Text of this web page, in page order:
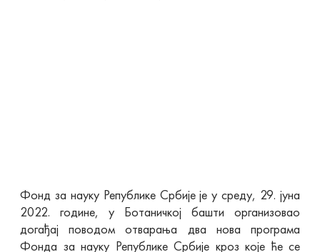
Фонд за науку Републике Србије је у среду, 29. јуна
2022. године, у Ботаничкој башти организовао
догађај поводом отварања два нова програма
Фонда за науку Републике Србије кроз које ће се